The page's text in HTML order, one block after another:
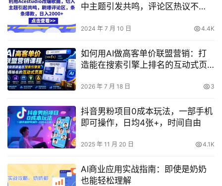
中主题引发共鸣，评论区热议不
幕曝光
2024 年 7 月 10 日 4.4K
如何用AI做高客单价联盟营销：打
造能在搜索引擎上排名的互动式页
中英双语字幕）
2026 年 7 月 18 日 3
抖音男粉项目0成本玩法，一部手机
即可操作，日均4张+，时间自由
2025 年 11 月 20 日 4.1K
AI商业应用实战指南：即使是奶奶
也能轻松理解